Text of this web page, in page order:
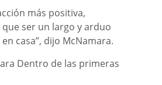
más positiva,
ser un largo y arduo
casa”, dijo McNamara.
Dentro de las primeras